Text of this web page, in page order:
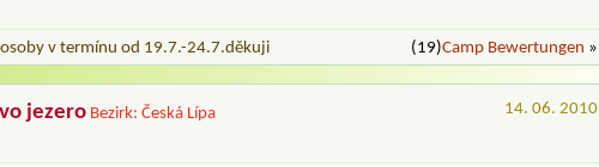
v termínu od 19.7.-24.7.děkuji (19)Camp Bewertungen »
jezero Bezirk: Česká Lípa
14. 06. 2010